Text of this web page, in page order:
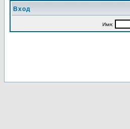
Вход
Имя: